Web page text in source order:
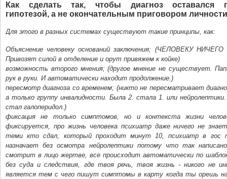
Как сделать так, чтобы диагноз оставался
гипотезой, а не окончательным приговором
Для этого в разных системах существуют такие принципы, как:
Объяснение человеку оснований заключения; (ЧЕЛОВЕКУ
Привозят силой в отделение и орут привяжем к койке)
возможность второго мнения; (другое мнение не существует.
рук в руки. И автоматически находит продолжение.)
пересмотр диагноза со временем; (никто не пересматривает
а только группу инвалидности. Была 2. стала 1. или
стал галоперидол.)
фиксация не только симптомов, но и контекста жизни
фиксируется, про жизнь человека психиатр даже ничего не
теми кто сдал, который проходит минут 10, психиатр в гос
назначает без осмотра нейролептики потому что так
смотрит в лицо жертве, все происходит автоматически по
без суда и следствия, где твоя речь, твоя жизнь - никого не
является тем с чего пишут симптомы в карту когда ты орешь